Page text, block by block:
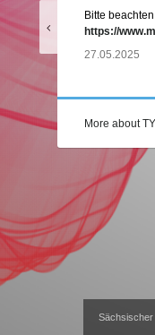
Previous
Bitte
https://
Date
27.05.2025
More about
Sächsischer